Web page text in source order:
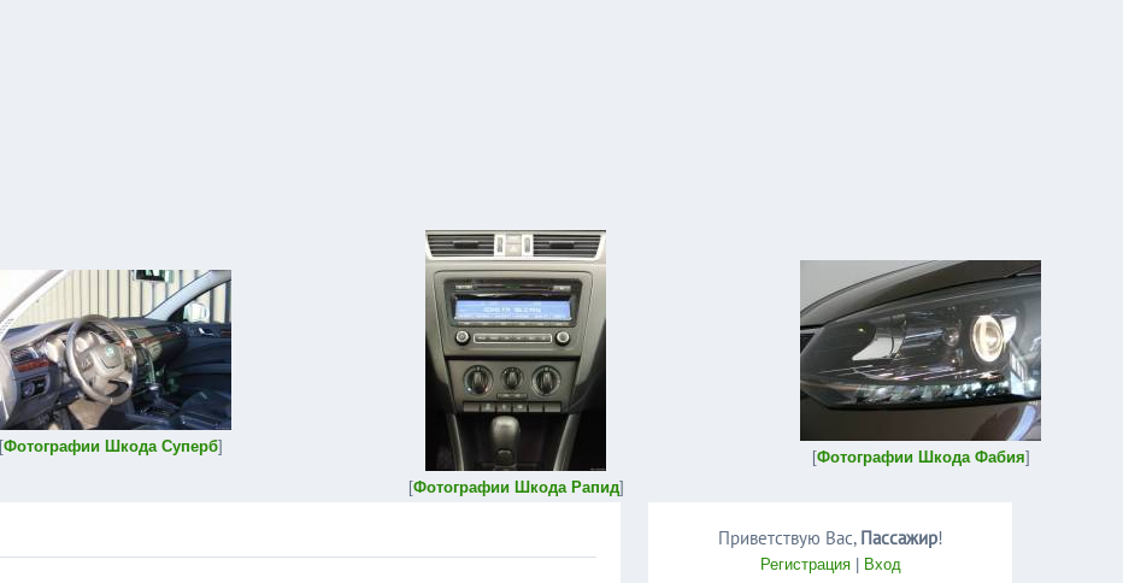
[Фотографии Шкода Суперб]
[Фотографии Шкода Рапид]
[Фотографии Шкода Фабия]
Приветствую Вас, Пассажир!
Регистрация| Вход